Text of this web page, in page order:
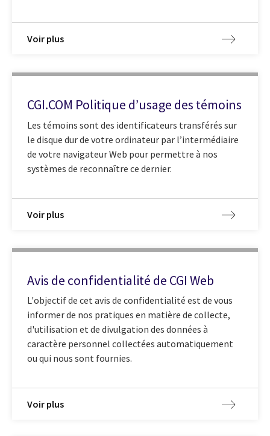
Voir plus
CGI.COM Politique d’usage des témoins
Les témoins sont des identificateurs transférés sur
le disque dur de votre ordinateur par l’intermédiaire
de votre navigateur Web pour permettre à nos
systèmes de reconnaître ce dernier.
Voir plus
Avis de confidentialité de CGI Web
L'objectif de cet avis de confidentialité est de vous
informer de nos pratiques en matière de collecte,
d'utilisation et de divulgation des données à
caractère personnel collectées automatiquement
ou qui nous sont fournies.
Voir plus